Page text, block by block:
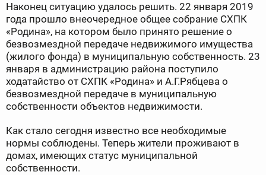
Наконец ситуацию удалось решить. 22 января 2019
года прошло внеочередное общее собрание СХПК
«Родина», на котором было принято решение о
безвозмездной передаче недвижимого имущества
(жилого фонда) в муниципальную собственность. 23
января в администрацию района поступило
ходатайство от СХПК «Родина» и А.Г.Рябцева о
безвозмездной передаче в муниципальную
собственности объектов недвижимости.
Как стало сегодня известно все необходимые
нормы соблюдены. Теперь жители проживают в
домах, имеющих статус муниципальной
собственности.